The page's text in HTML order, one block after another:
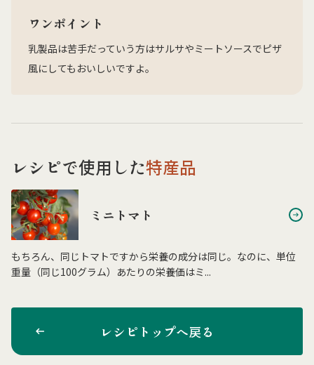
ワンポイント
乳製品は苦手だっていう方はサルサやミートソースでピザ
風にしてもおいしいですよ。
レシピで使用した特産品
ミニトマト
もちろん、同じトマトですから栄養の成分は同じ。なのに、単位
重量（同じ100グラム）あたりの栄養価はミ...
レシピトップへ戻る